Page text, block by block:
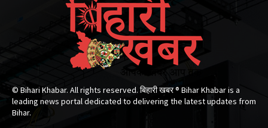
© Bihari Khabar. All rights reserved. बिहारी खबर ®​ Bihar Khabar is a
leading news portal dedicated to delivering the latest updates from
Bihar.